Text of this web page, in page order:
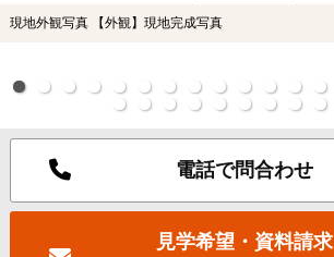
現地外観写真 【外観】現地完成写真
電話で問合わせ
見学希望・資料請求